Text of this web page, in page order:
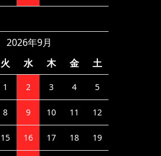
2026年9月
火 水 木 金 土
1 2 3 4 5
8 9 10 11 12
15 16 17 18 19